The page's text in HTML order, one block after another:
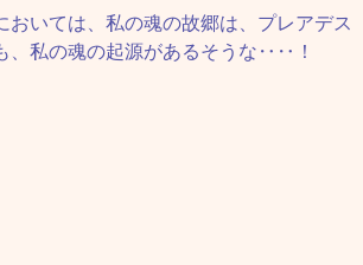
いては、私の魂の故郷は、プレアデス
、私の魂の起源があるそうな‥‥！